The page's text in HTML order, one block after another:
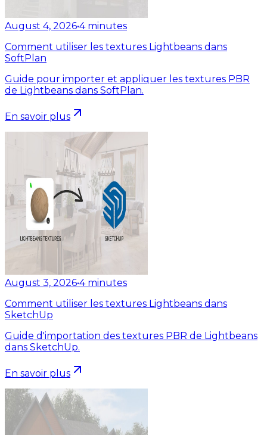
August 4, 2026•4 minutes
Comment utiliser les textures Lightbeans dans
SoftPlan
Guide pour importer et appliquer les textures PBR
de Lightbeans dans SoftPlan.
En savoir plus
August 3, 2026•4 minutes
Comment utiliser les textures Lightbeans dans
SketchUp
Guide d'importation des textures PBR de Lightbeans
dans SketchUp.
En savoir plus